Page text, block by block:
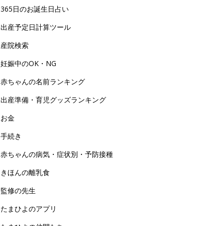
365日のお誕生日占い
出産予定日計算ツール
産院検索
妊娠中のOK・NG
赤ちゃんの名前ランキング
出産準備・育児グッズランキング
お金
手続き
赤ちゃんの病気・症状別・予防接種
きほんの離乳食
監修の先生
たまひよのアプリ